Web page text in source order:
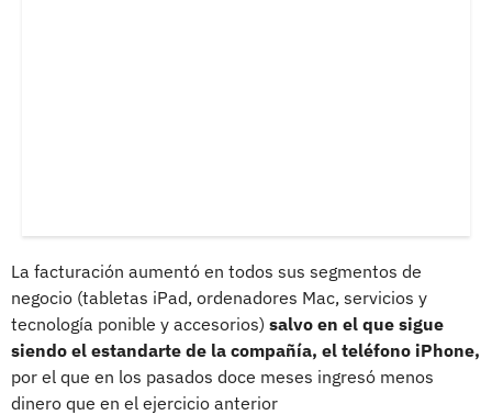
La facturación aumentó en todos sus segmentos de
negocio (tabletas iPad, ordenadores Mac, servicios y
tecnología ponible y accesorios) salvo en el que sigue
siendo el estandarte de la compañía, el teléfono iPhone,
por el que en los pasados doce meses ingresó menos
dinero que en el ejercicio anterior